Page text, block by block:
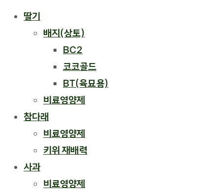
딸기
배지(상토)
BC2
코코골드
BT(육묘용)
비료영양제
참다래
비료영양제
키위 재배력
사과
비료영양제